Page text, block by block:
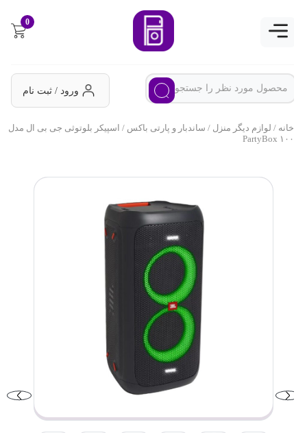
ورود / ثبت نام
خانه/لوازم دیگر منزل/ ساندبار و پارتی باکس/ اسپیکر بلوتوثی جی بی ال مدل
PartyBox ۱۰۰